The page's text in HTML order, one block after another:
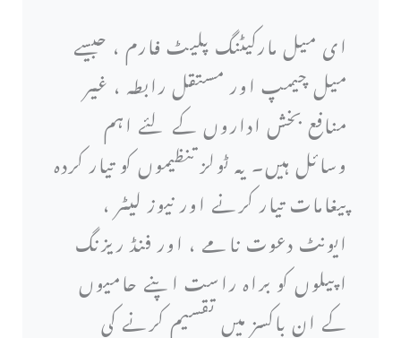
ای میل مارکیٹنگ پلیٹ فارم ، جیسے
میل چیمپ اور مستقل رابطہ ، غیر
منافع بخش اداروں کے لئے اہم
وسائل ہیں۔ یہ ٹولز تنظیموں کو تیار کردہ
پیغامات تیار کرنے اور نیوز لیٹر ،
ایونٹ دعوت نامے ، اور فنڈ ریزنگ
اپیلوں کو براہ راست اپنے حامیوں
کے ان باکسز میں تقسیم کرنے کی